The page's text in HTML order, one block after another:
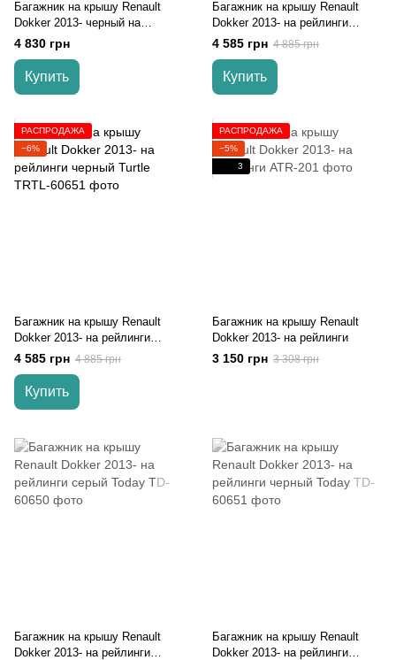
Багажник на крышу Renault
Dokker 2013- черный на
рейлинги
4 830 грн
Купить
Багажник на крышу Renault
Dokker 2013- на рейлинги
серый Turtle
4 585 грн 4 885 грн
Купить
РАСПРОДАЖА
−6%
Багажник на крышу Renault
Dokker 2013- на рейлинги
черный Turtle
4 585 грн 4 885 грн
Купить
РАСПРОДАЖА
−5%
3
Багажник на крышу Renault
Dokker 2013- на рейлинги
3 150 грн 3 308 грн
Багажник на крышу Renault
Dokker 2013- на рейлинги
Багажник на крышу Renault
Dokker 2013- на рейлинги